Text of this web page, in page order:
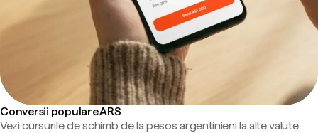
Conversii populare ARS
Vezi cursurile de schimb de la pesos argentinieni la alte valute